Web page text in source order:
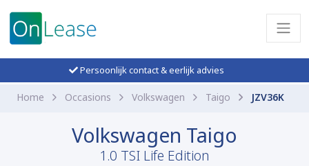
Persoonlijk contact & eerlijk advies
Home Occasions Volkswagen Taigo JZV36K
Volkswagen Taigo
1.0 TSI Life Edition